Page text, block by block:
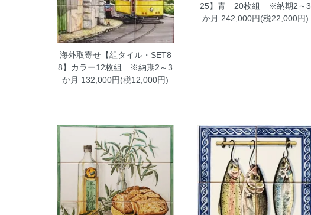
海外取寄せ【組タイル・SET8
8】カラー12枚組 ※納期2～3
か月 132,000円(税12,000円)
25】青 20枚組 ※納期2～3
か月 242,000円(税22,000円)